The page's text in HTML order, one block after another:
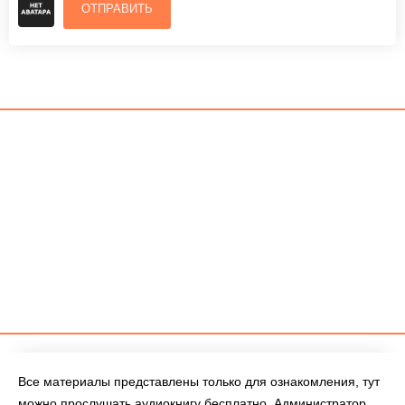
ОТПРАВИТЬ
Все материалы представлены только для ознакомления, тут